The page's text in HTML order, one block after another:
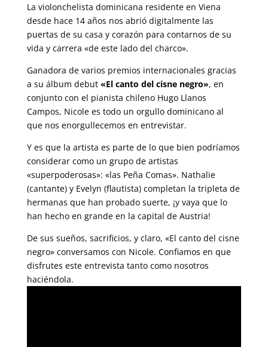
La violonchelista dominicana residente en Viena
desde hace 14 años nos abrió digitalmente las
puertas de su casa y corazón para contarnos de su
vida y carrera «de este lado del charco».
Ganadora de varios premios internacionales gracias
a su álbum debut «El canto del cisne negro», en
conjunto con el pianista chileno Hugo Llanos
Campos, Nicole es todo un orgullo dominicano al
que nos enorgullecemos en entrevistar.
Y es que la artista es parte de lo que bien podríamos
considerar como un grupo de artistas
«superpoderosas»: «las Peña Comas». Nathalie
(cantante) y Evelyn (flautista) completan la tripleta de
hermanas que han probado suerte, ¡y vaya que lo
han hecho en grande en la capital de Austria!
De sus sueños, sacrificios, y claro, «El canto del cisne
negro» conversamos con Nicole. Confiamos en que
disfrutes este entrevista tanto como nosotros
haciéndola.